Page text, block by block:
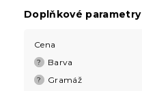
Doplňkové parametry
Cena
? Barva
? Gramáž